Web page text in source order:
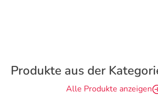
Produkte aus der
Alle Produkte anzeigen